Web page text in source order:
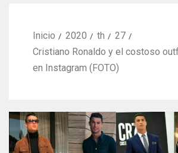
Inicio 2020 th
27
Cristiano Ronaldo y el costoso
en Instagram (FOTO)